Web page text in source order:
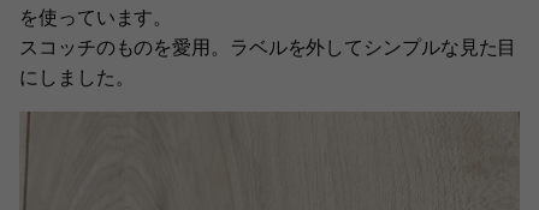
を使っています。
スコッチのものを愛用。ラベルを外してシンプルな見た目
にしました。